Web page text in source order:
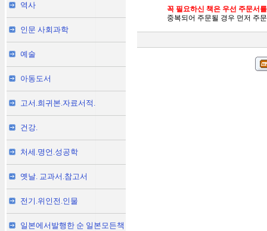
역사
인문 사회과학
예술
아동도서
고서.희귀본.자료서적.
건강.
처세.명언.성공학
옛날. 교과서.참고서
전기.위인전.인물
일본에서발행한 순 일본모든책
꼭 필요하신 책은 우선 주문서
중복되어 주문될 경우 먼저 주